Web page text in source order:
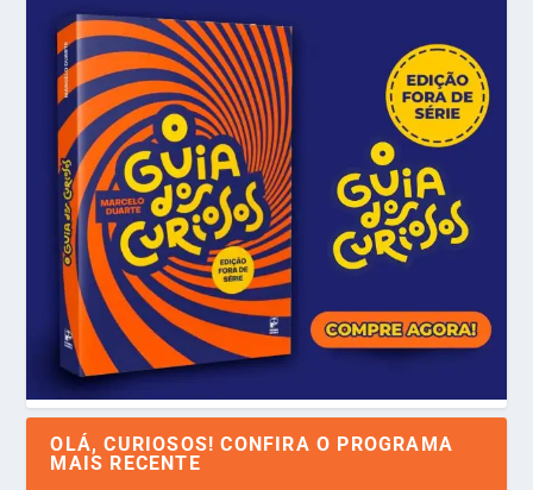
OLÁ, CURIOSOS! CONFIRA O PROGRAMA
MAIS RECENTE